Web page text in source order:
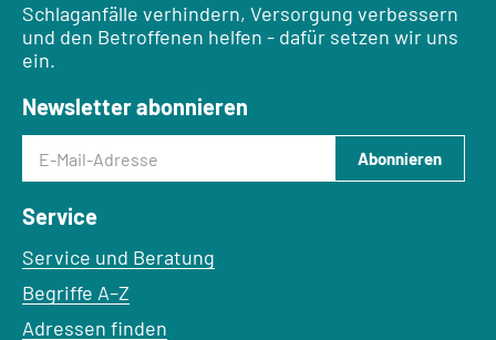
Schlaganfälle verhindern, Versorgung verbessern
und den Betroffenen helfen - dafür setzen wir uns
ein.
Newsletter abonnieren
Abonnieren
Service
Service und Beratung
Begriffe A–Z
Adressen finden